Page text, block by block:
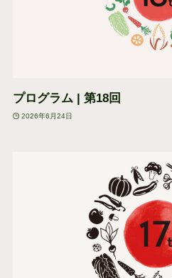
プログラム | 第18回
2026年6月24日